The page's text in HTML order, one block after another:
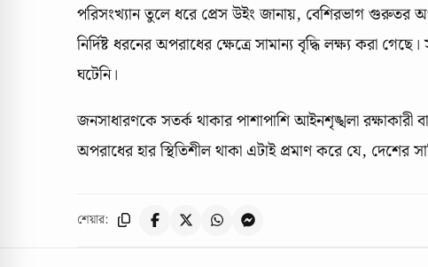
পরিসংখ্যান তুলে ধরে প্রেস উইং জানায়, বেশিরভাগ
নির্দিষ্ট ধরনের অপরাধের ক্ষেত্রে সামান্য বৃদ্ধি লক্ষ্য করা
ঘটেনি।
জনসাধারণকে সতর্ক থাকার পাশাপাশি আইনশৃঙ্খলা রক্ষাকারী
অপরাধের হার স্থিতিশীল থাকা এটাই প্রমাণ করে যে, দেশের
শেয়ার: